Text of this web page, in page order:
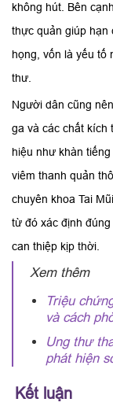
không hút. Bên
thực quản giúp hạn
họng, vốn là yếu tố
thư.
Người dân cũng
ga và các chất kích
hiệu như khàn
viêm thanh quản
chuyên khoa Tai
từ đó xác định
can thiệp kịp thời.
Xem thêm
Triệu
và cách
Ung thư
phát hiện
Kết luận